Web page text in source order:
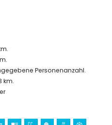
gegen Aufpreis
Kinderwagen (auf Anfrage)
in Xàbia, Costa Blanca
Kirche (Virgen de Loreto,
Gebäude
Personenanzahl.
km.